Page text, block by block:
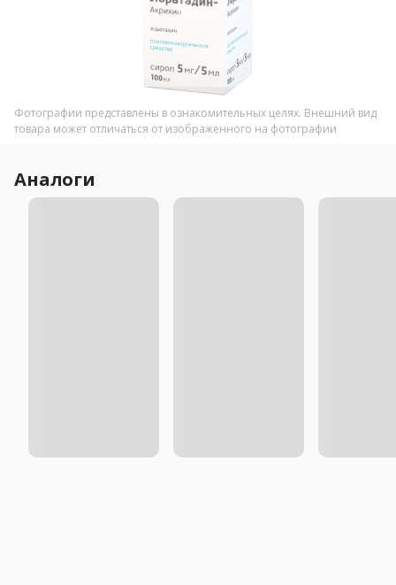
Фотографии представлены в ознакомительных целях. Внешний вид
товара может отличаться от изображенного на фотографии
Аналоги